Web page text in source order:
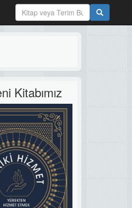
Kitabımız